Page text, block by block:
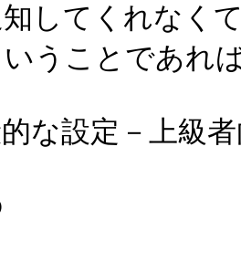
してくれなく
うことであれ
な設定－上級